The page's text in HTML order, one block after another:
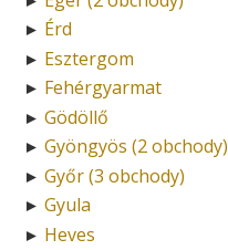
► Érd
► Esztergom
► Fehérgyarmat
► Gödöllő
► Gyöngyös (2 obchody)
► Győr (3 obchody)
► Gyula
► Heves